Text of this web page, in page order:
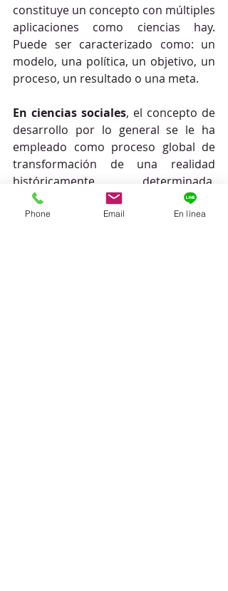
constituye un concepto con múltiples
aplicaciones como ciencias hay.
Puede ser caracterizado como: un
modelo, una política, un objetivo, un
proceso, un resultado o una meta.
En ciencias sociales, el concepto de
desarrollo por lo general se le ha
empleado como proceso global de
transformación de una realidad
históricamente determinada.
Involucra de manera intencionada el
incremento sostenible de las
Phone Email En línea